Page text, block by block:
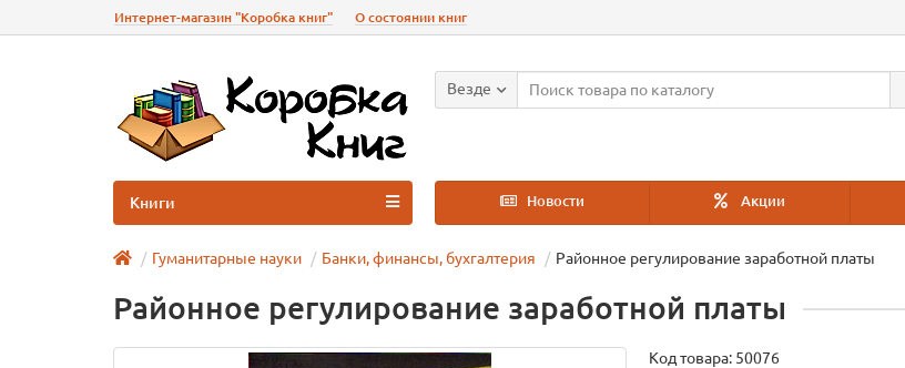
Интернет-магазин "Коробка книг" О состоянии книг
Везде
Новости Акции
Книги
Гуманитарные науки Банки, финансы, бухгалтерия Районное регулирование заработной платы
Районное регулирование заработной платы
Код товара: 50076